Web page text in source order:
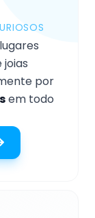
joias
por
em todo